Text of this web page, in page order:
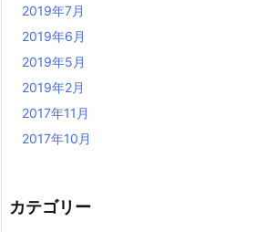
2019年7月
2019年6月
2019年5月
2019年2月
2017年11月
2017年10月
カテゴリー